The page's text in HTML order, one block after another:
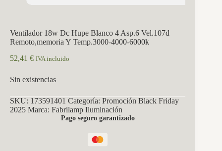
Ventilador 18w Dc Hupe Blanco 4 Asp.6 Vel.107d
Remoto,memoria Y Temp.3000-4000-6000k
52,41 € IVA incluido
Sin existencias
SKU: 173591401 Categoría: Promoción Black Friday
2025 Marca: Fabrilamp Iluminación
Pago seguro garantizado